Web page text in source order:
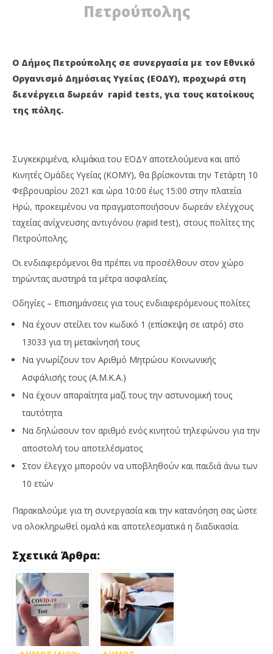
ΔΙΑΒΑΖΕΤΕ ΤΩΡΑ
ΔΗΜΟΣ ΠΕΤΡΟΥΠΟΛΗΣ: ΔΩΡΕΑΝ RAPID TEST ΣΤΙΣ
10/2 ΣΤΗΝ ΠΛΑΤΕΙΑ ΗΡΩ
5
Πετρούπολης
Ο Δήμος Πετρούπολης σε συνεργασία με τον Εθνικό
Οργανισμό Δημόσιας Υγείας (ΕΟΔΥ), προχωρά στη
διενέργεια δωρεάν rapid tests, για τους κατοίκους
της πόλης.
Συγκεκριμένα, κλιμάκια του ΕΟΔΥ αποτελούμενα και από
Κινητές Ομάδες Υγείας (ΚΟΜΥ), θα βρίσκονται την Τετάρτη 10
Φεβρουαρίου 2021 και ώρα 10:00 έως 15:00 στην πλατεία
Ηρώ, προκειμένου να πραγματοποιήσουν δωρεάν ελέγχους
ταχείας ανίχνευσης αντιγόνου (rapid test), στους πολίτες της
Πετρούπολης.
Οι ενδιαφερόμενοι θα πρέπει να προσέλθουν στον χώρο
τηρώντας αυστηρά τα μέτρα ασφαλείας.
Οδηγίες – Επισημάνσεις για τους ενδιαφερόμενους πολίτες
Να έχουν στείλει τον κωδικό 1 (επίσκεψη σε ιατρό) στο
13033 για τη μετακίνησή τους
Να γνωρίζουν τον Αριθμό Μητρώου Κοινωνικής
Ασφάλισής τους (Α.Μ.Κ.Α.)
Να έχουν απαραίτητα μαζί τους την αστυνομική τους
ταυτότητα
Να δηλώσουν τον αριθμό ενός κινητού τηλεφώνου για την
αποστολή του αποτελέσματος
Στον έλεγχο μπορούν να υποβληθούν και παιδιά άνω των
10 ετών
Παρακαλούμε για τη συνεργασία και την κατανόηση σας ώστε
να ολοκληρωθεί ομαλά και αποτελεσματικά η διαδικασία.
Σχετικά Άρθρα: